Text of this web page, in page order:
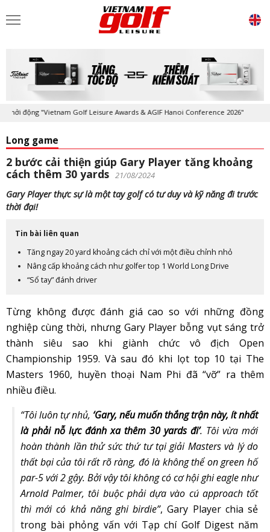
động "Vietnam Golf Leisure Awards & AGIF Hanoi Conference 2026"
Long game
2 bước cải thiện giúp Gary Player tăng khoảng
cách thêm 30 yards 21/08/2024
Gary Player thực sự là một tay golf có tư duy và kỹ năng đi trước
thời đại!
Tin bài liên quan
Tăng ngay 20 yard khoảng cách chỉ với một điều chỉnh nhỏ
Nâng cấp khoảng cách như golfer top 1 World Long Drive
“Sổ tay” đánh driver
Từng không được đánh giá cao so với những đồng
nghiệp cùng thời, nhưng Gary Player bỗng vụt sáng trở
thành siêu sao khi giành chức vô địch Open
Championship 1959. Và sau đó khi lọt top 10 tại The
Masters 1960, huyền thoại Nam Phi đã “vỡ” ra thêm
nhiều điều.
“Tôi luôn tự nhủ, ‘Gary, nếu muốn thắng trận này, ít nhất
là phải nỗ lực đánh xa thêm 30 yards đi’. Tôi vừa mới
hoàn thành lần thử sức thứ tư tại giải Masters và lý do
thất bại của tôi rất rõ ràng, đó là không thể on green hố
par-5 với 2 gậy. Bởi vậy tôi không có cơ hội ghi eagle như
Arnold Palmer, tôi buộc phải dựa vào cú approach tốt
thì mới có khả năng ghi birdie”, Gary Player chia sẻ
trong bài phỏng vấn với Tạp chí Golf Digest năm